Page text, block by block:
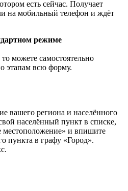
есть сейчас. Получает
на мобильный телефон и ждёт
режиме
можете самостоятельно
этапам всю форму.
вашего региона и населённого
населённый пункт в списке,
местоположение» и впишите
пункта в графу «Город».